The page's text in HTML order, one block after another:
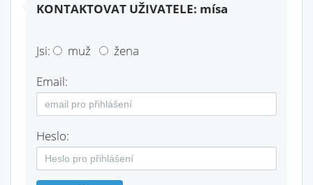
KONTAKTOVAT UŽIVATELE: mísa
Jsi: muž
žena
Email:
Heslo: